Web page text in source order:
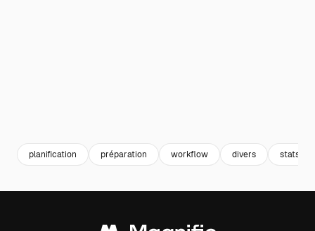
planification préparation workflow divers stats